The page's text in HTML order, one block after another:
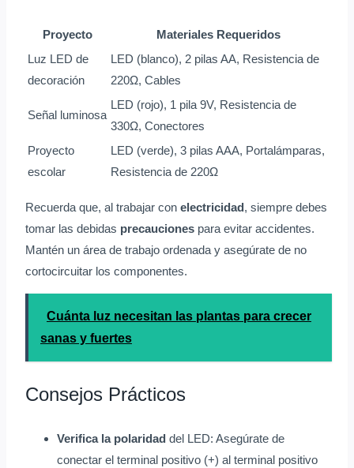
Proyecto
Materiales Requeridos
Luz LED de
decoración
LED (blanco), 2 pilas AA, Resistencia de
220Ω, Cables
Señal luminosa
LED (rojo), 1 pila 9V, Resistencia de
330Ω, Conectores
Proyecto
escolar
LED (verde), 3 pilas AAA, Portalámparas,
Resistencia de 220Ω
Recuerda que, al trabajar con electricidad, siempre debes
tomar las debidas precauciones para evitar accidentes.
Mantén un área de trabajo ordenada y asegúrate de no
cortocircuitar los componentes.
Cuánta luz necesitan las plantas para crecer
sanas y fuertes
Consejos Prácticos
Verifica la polaridad del LED: Asegúrate de
conectar el terminal positivo (+) al terminal positivo